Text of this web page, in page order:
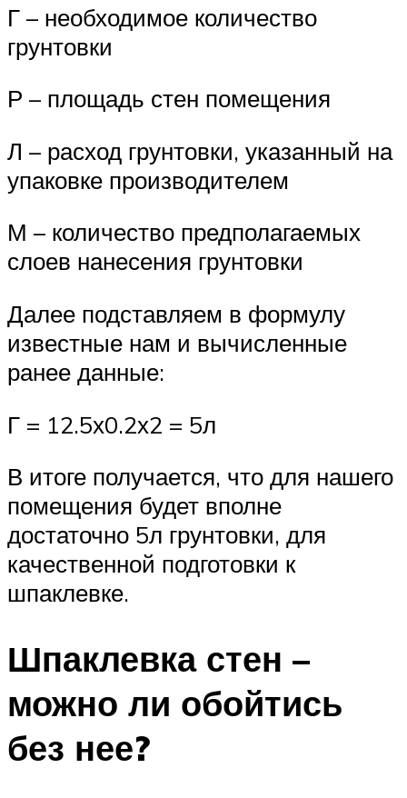
Г – необходимое количество
грунтовки
Р – площадь стен помещения
Л – расход грунтовки, указанный на
упаковке производителем
М – количество предполагаемых
слоев нанесения грунтовки
Далее подставляем в формулу
известные нам и вычисленные
ранее данные:
Г = 12.5х0.2х2 = 5л
В итоге получается, что для нашего
помещения будет вполне
достаточно 5л грунтовки, для
качественной подготовки к
шпаклевке.
Шпаклевка стен –
можно ли обойтись
без нее?